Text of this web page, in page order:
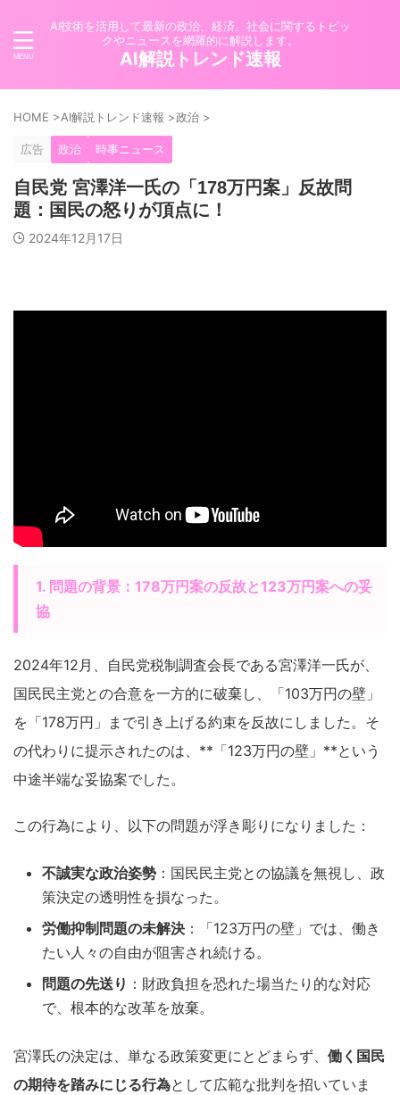
AI技術を活用して最新の政治、経済、社会に関するトピッ
クやニュースを網羅的に解説します。
AI解説トレンド速報
HOME >AI解説トレンド速報 >政治 >
広告 政治 時事ニュース
自民党 宮澤洋一氏の「178万円案」反故問
題：国民の怒りが頂点に！
2024年12月17日
1. 問題の背景：178万円案の反故と123万円案への妥
協
2024年12月、自民党税制調査会長である宮澤洋一氏が、
国民民主党との合意を一方的に破棄し、「103万円の壁」
を「178万円」まで引き上げる約束を反故にしました。そ
の代わりに提示されたのは、**「123万円の壁」**という
中途半端な妥協案でした。
この行為により、以下の問題が浮き彫りになりました：
不誠実な政治姿勢 ：国民民主党との協議を無視し、政
策決定の透明性を損なった。
労働抑制問題の未解決 ：「123万円の壁」では、働き
たい人々の自由が阻害され続ける。
問題の先送り ：財政負担を恐れた場当たり的な対応
で、根本的な改革を放棄。
宮澤氏の決定は、単なる政策変更にとどまらず、 働く国民
の期待を踏みにじる行為として広範な批判を招いていま